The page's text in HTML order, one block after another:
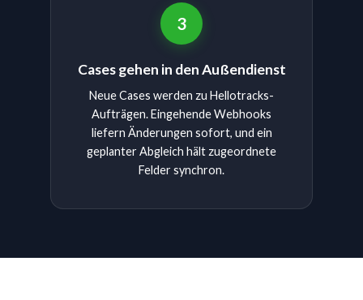
3
Cases gehen in den Außendienst
Neue Cases werden zu Hellotracks-
Aufträgen. Eingehende Webhooks
liefern Änderungen sofort, und ein
geplanter Abgleich hält zugeordnete
Felder synchron.